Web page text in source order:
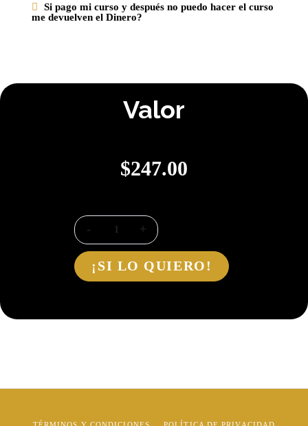
Si pago mi curso y después no puedo hacer el curso
me devuelven el Dinero?
Valor
$247.00
¡SI LO QUIERO!